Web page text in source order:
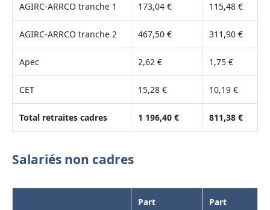
AGIRC-ARRCO tranche 1 173,04 € 115,48 €
AGIRC-ARRCO tranche 2 467,50 € 311,90 €
Apec 2,62 € 1,75 €
CET 15,28 € 10,19 €
Total retraites cadres 1 196,40 € 811,38 €
Salariés non cadres
Part
Part